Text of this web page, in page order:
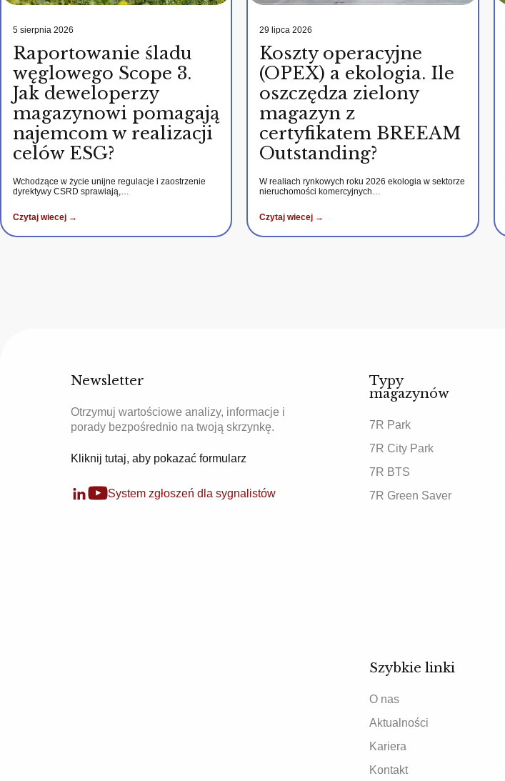
5 sierpnia 2026
Raportowanie śladu
węglowego Scope 3.
Jak deweloperzy
magazynowi pomagają
najemcom w realizacji
celów ESG?
Wchodzące w życie unijne regulacje i zaostrzenie
dyrektywy CSRD sprawiają,…
Czytaj wiecej →
29 lipca 2026
Koszty operacyjne
(OPEX) a ekologia. Ile
oszczędza zielony
magazyn z
certyfikatem BREEAM
Outstanding?
W realiach rynkowych roku 2026 ekologia w sektorze
nieruchomości komercyjnych…
Czytaj wiecej →
Newsletter
Otrzymuj wartościowe analizy, informacje i
porady bezpośrednio na twoją skrzynkę.
Kliknij tutaj, aby pokazać formularz
System zgłoszeń dla sygnalistów
Typy
magazynów
7R Park
7R City Park
7R BTS
7R Green Saver
Szybkie linki
O nas
Aktualności
Kariera
Kontakt